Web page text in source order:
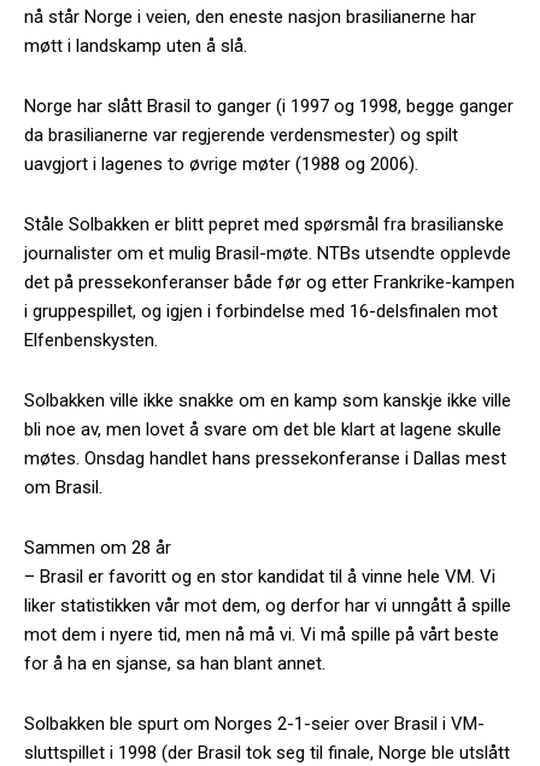
nå står Norge i veien, den eneste nasjon brasilianerne har
møtt i landskamp uten å slå.
Norge har slått Brasil to ganger (i 1997 og 1998, begge ganger
da brasilianerne var regjerende verdensmester) og spilt
uavgjort i lagenes to øvrige møter (1988 og 2006).
Ståle Solbakken er blitt pepret med spørsmål fra brasilianske
journalister om et mulig Brasil-møte. NTBs utsendte opplevde
det på pressekonferanser både før og etter Frankrike-kampen
i gruppespillet, og igjen i forbindelse med 16-delsfinalen mot
Elfenbenskysten.
Solbakken ville ikke snakke om en kamp som kanskje ikke ville
bli noe av, men lovet å svare om det ble klart at lagene skulle
møtes. Onsdag handlet hans pressekonferanse i Dallas mest
om Brasil.
Sammen om 28 år
– Brasil er favoritt og en stor kandidat til å vinne hele VM. Vi
liker statistikken vår mot dem, og derfor har vi unngått å spille
mot dem i nyere tid, men nå må vi. Vi må spille på vårt beste
for å ha en sjanse, sa han blant annet.
Solbakken ble spurt om Norges 2-1-seier over Brasil i VM-
sluttspillet i 1998 (der Brasil tok seg til finale, Norge ble utslått